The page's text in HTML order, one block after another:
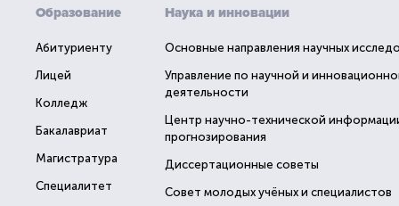
Образование
Абитуриенту
Лицей
Колледж
Бакалавриат
Магистратура
Специалитет
Наука и инновации
Основные направления научных
Управление по научной и
деятельности
Центр научно-технической
прогнозирования
Диссертационные советы
Совет молодых учёных и специалистов